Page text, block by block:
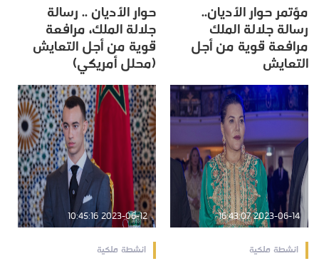
مؤتمر حوار الأديان..
رسالة جلالة الملك
مرافعة قوية من أجل
التعايش
حوار الأديان .. رسالة
جلالة الملك، مرافعة
قوية من أجل التعايش
(محلل أمريكي)
2023-06-14 16:43:07
انشطة ملكية
2023-06-12 10:45:16
انشطة ملكية